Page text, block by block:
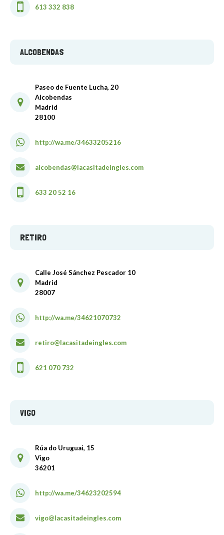
613 332 838
ALCOBENDAS
Paseo de Fuente Lucha, 20
Alcobendas
Madrid
28100
http://wa.me/34633205216
alcobendas@lacasitadeingles.com
633 20 52 16
RETIRO
Calle José Sánchez Pescador 10
Madrid
28007
http://wa.me/34621070732
retiro@lacasitadeingles.com
621 070 732
VIGO
Rúa do Uruguai, 15
Vigo
36201
http://wa.me/34623202594
vigo@lacasitadeingles.com